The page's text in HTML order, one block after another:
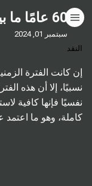
60 عامًا ما بين يوم وليلة
سبتمبر 01, 2024
النقد
إن كانت الفترة
نسبيًا، إلا أن هذه
نفسيًا فإنها كافية
كاملة، وهو ما اعتمد
HOME
GO TO